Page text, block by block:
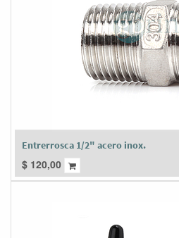
Entrerrosca 1/2" acero inox.
$ 120,00